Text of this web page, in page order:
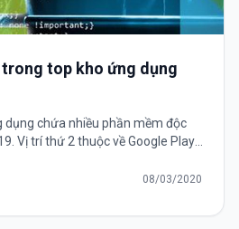
top kho ứng dụng
dụng chứa nhiều phần mềm độc
Vị trí thứ 2 thuộc về Google Play.
08/03/2020